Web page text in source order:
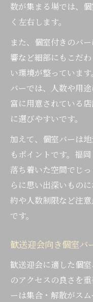
数が集まる場では、
く左右します。
また、個室付きのバ
響など細部にもこだ
い環境が整っていま
バーでは、人数や用
富に用意されている
に選びやすいです。
加えて、個室バーは
もポイントです。福
落ち着いた空間でじ
らに思い出深いもの
約や人数制限など注
です。
歓送迎会向き個室バ
歓送迎会に適した個
のアクセスの良さを
ーは集合・解散がス